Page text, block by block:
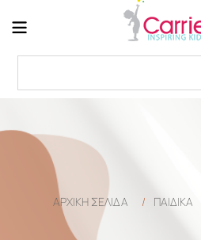
ΑΡΧΙΚΉ ΣΕΛΊΔΑ / ΠΑΙΔΙΚΑ